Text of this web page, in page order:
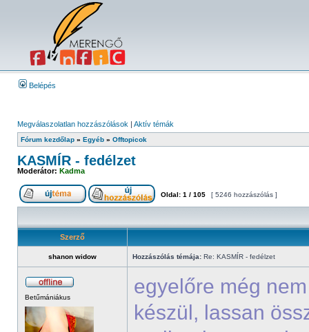
Belépés
Megválaszolatlan hozzászólások | Aktív témák
Fórum kezdőlap » Egyéb » Offtopicok
KASMÍR - fedélzet
Moderátor: Kadma
Oldal: 1 / 105 [ 5246 hozzászólás ]
Szerző
shanon widow Hozzászólás témája: Re: KASMÍR - fedélzet
Betűmániákus
egyelőre még
készül, lassan